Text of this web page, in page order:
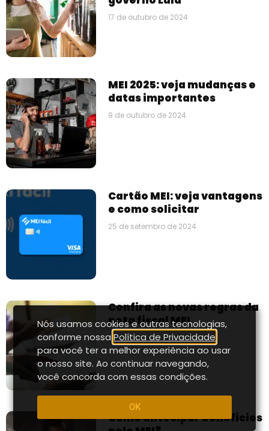
17 de outubro de 2024
MEI 2025: veja mudanças e
datas importantes
9 de outubro de 2024
Cartão MEI: veja vantagens
e como solicitar
25 de setembro de 2024
Confira as novas regras da
nota fiscal MEI
11 de setembro de 2024
Como antecipar benefícios
Nós usamos cookies e outras tecnologias,
conforme nossaPolítica de Privacidade
para você ter a melhor experiência ao usar
o nosso site. Ao continuar navegando,
você concorda com essas condições.
OK